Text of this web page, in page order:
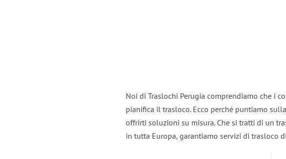
Noi di Traslochi Perugia comprendiamo che i
pianifica il trasloco. Ecco perché puntiamo sulla
offrirti soluzioni su misura. Che si tratti di un
in tutta Europa, garantiamo servizi di trasloco